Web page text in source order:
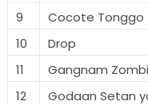
9
Cocote Tonggo
10
Drop
11
Gangnam
12
Godaan Setan